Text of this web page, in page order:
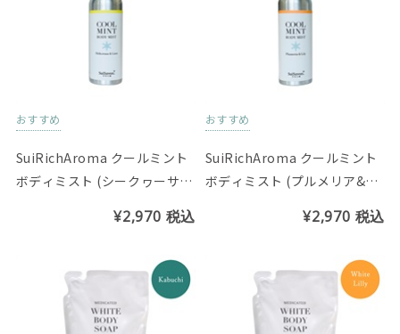
おすすめ
SuiRichAroma クールミント
ボディミスト (シークヮーサー
¥2,970 税込
おすすめ
SuiRichAroma クールミント
ボディミスト (プルメリア&リ
¥2,970 税込